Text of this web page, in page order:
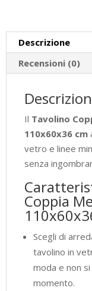
Descrizione
Recensioni (0)
Il Tavolino
110x60x36 cm
vetro e linee
senza
Coppia
Scegli di
tavolino in
moda e non
momento.